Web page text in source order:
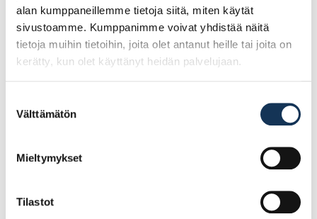
alan kumppaneillemme tietoja siitä, miten käytät
sivustoamme. Kumppanimme voivat yhdistää näitä
tietoja muihin tietoihin, joita olet antanut heille tai joita on
kerätty, kun olet käyttänyt heidän palvelujaan.
valinta
Välttämätön
Mieltymykset
Tilastot
94.74€ /kpl (alv. 0%)